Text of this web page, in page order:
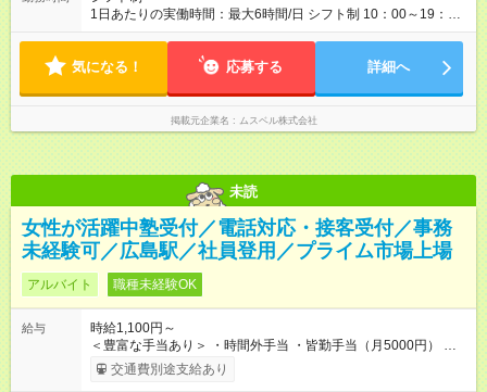
用期間は2ヶ月で、その間は有期契約です。そのほかの条件に変
間3ヶ月になります。
1日あたりの実働時間：最大6時間/日 シフト制 10：00～19：
00（実働4時間～6時間） ・上記期間帯のうち4時間～6時間
気になる！ 応募する 詳細へ
掲載元企業名 ムスベル株式会社
未読
女性が活躍中塾受付／電話対応・接客受付／事務
未経験可／広島駅／社員登用／プライム市場上場
アルバイト 職種未経験OK
給与
時給1,100円～
＜豊富な手当あり＞ ・時間外手当 ・皆勤手当（月5000円） ・
秘密保持手当（月2000円） ・勤続手当（勤務1年後から月2000
円） ・遅番手当（週5の場合月目安＋7480円） 月収例（週5日
交通費別途支給あり